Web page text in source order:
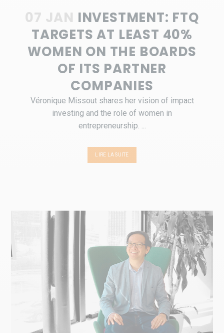
07 JAN INVESTMENT: FTQ
TARGETS AT LEAST 40%
WOMEN ON THE BOARDS
OF ITS PARTNER
COMPANIES
Véronique Missout shares her vision of impact
investing and the role of women in
entrepreneurship. ...
LIRE LA SUITE